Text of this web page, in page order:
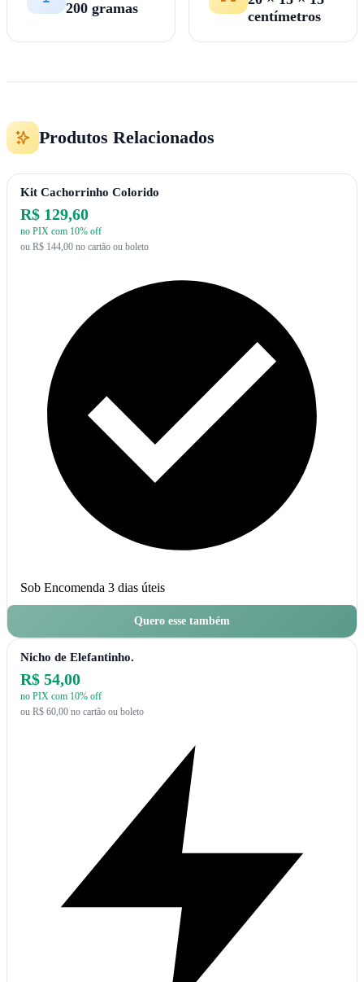
200 gramas
centímetros
Produtos Relacionados
Kit Cachorrinho Colorido
R$ 129,60
no PIX com 10% off
ou R$ 144,00 no cartão ou boleto
Sob Encomenda 3 dias úteis
Quero esse também
Nicho de Elefantinho.
R$ 54,00
no PIX com 10% off
ou R$ 60,00 no cartão ou boleto